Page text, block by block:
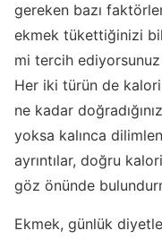
gereken bazı
ekmek tükettiğinizi
mi tercih
Her iki türün de kalori
ne kadar
yoksa kalınca
ayrıntılar, doğru
göz önünde
Ekmek, günlük